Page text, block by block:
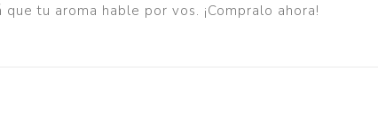
tu aroma hable por vos. ¡Compralo ahora!